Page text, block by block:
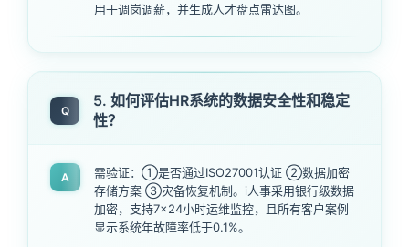
用于调岗调薪，并生成人才盘点雷达图。
Q
5. 如何评估HR系统的数据安全性和稳定
性？
A
需验证：①是否通过ISO27001认证 ②数据加密
存储方案 ③灾备恢复机制。i人事采用银行级数据
加密，支持7×24小时运维监控，且所有客户案例
显示系统年故障率低于0.1%。